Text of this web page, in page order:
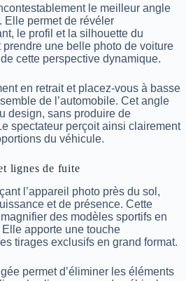
le meilleur angle
Elle permet de révéler
le profil et la silhouette du
une belle photo de voiture
cette perspective dynamique.
en retrait et placez-vous à basse
de l’automobile. Cet angle
design, sans produire de
spectateur perçoit ainsi clairement
du véhicule.
lignes de fuite
l’appareil photo près du sol,
et de présence. Cette
des modèles sportifs en
apporte une touche
tirages exclusifs en grand format.
permet d’éliminer les éléments